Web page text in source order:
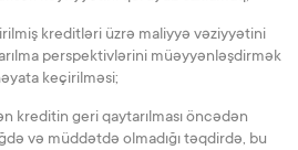
kreditləri üzrə maliyyə vəziyyətini
perspektivlərini müəyyənləşdirmək
keçirilməsi;
kreditin geri qaytarılması öncədən
və müddətdə olmadığı təqdirdə, bu